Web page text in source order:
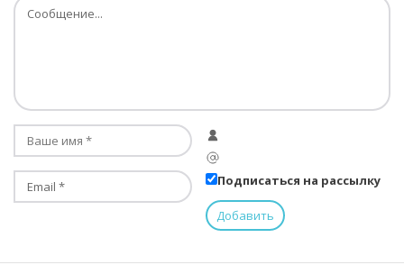
Подписаться на рассылку